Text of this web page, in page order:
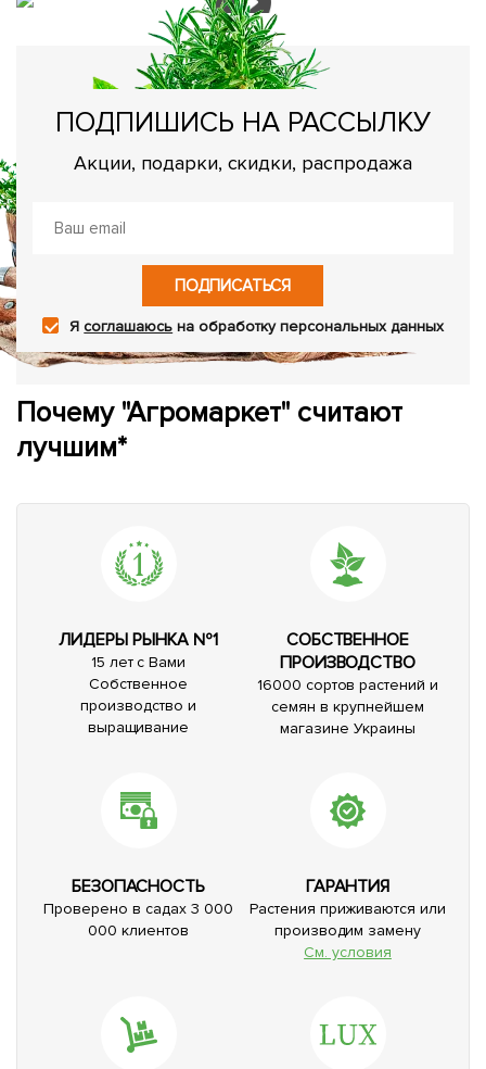
ПОДПИШИСЬ НА РАССЫЛКУ
Акции, подарки, скидки, распродажа
ПОДПИСАТЬСЯ
Ясоглашаюсь на обработку персональных данных
Почему "Агромаркет" считают
лучшим*
ЛИДЕРЫ РЫНКА №1
15 лет с Вами
Собственное
производство и
выращивание
СОБСТВЕННОЕ
ПРОИЗВОДСТВО
16000 сортов растений и
семян в крупнейшем
магазине Украины
БЕЗОПАСНОСТЬ
Проверено в садах 3 000
000 клиентов
ГАРАНТИЯ
Растения приживаются или
производим замену
См. условия